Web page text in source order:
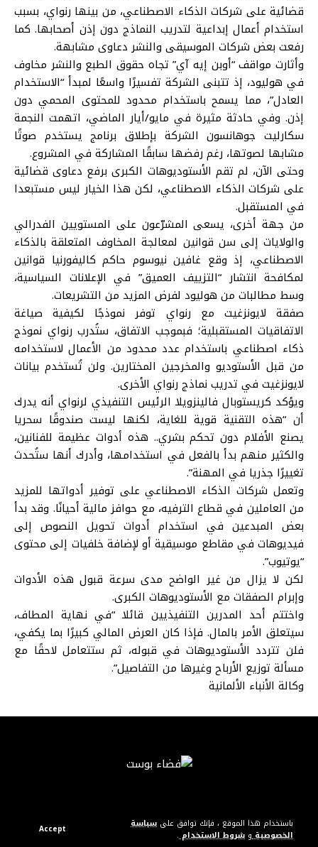
باستخدام هذا الموقع ، فإنك توافق على سياسة
الخصوصيةو شروط الاستخدام.
Accept
قضائية على شركات الذكاء الاصطناعي، من بينها رنواي، بسبب
استخدام أعمال إبداعية لتدريب النماذج دون إذن أصحابها. كما
رفعت بعض شركات الموسيقى والنشر دعاوى مشابهة.
وأثارت مواقف “أوبن إيه آي” تجاه حقوق الطبع والنشر مخاوف
في هوليود، إذ تتبنى الشركة تفسيرًا واسعًا لمبدأ “الاستخدام
العادل”، مما يسمح باستخدام محدود للمحتوى المحمي دون
إذن. وفي حادثة مثيرة في مايو/أيار الماضي، اتهمت النجمة
سكارليت جوهانسون الشركة بإطلاق برنامج يستخدم صوتًا
مشابها لصوتها، رغم رفضها سابقًا المشاركة في المشروع.
وحتى الآن، لم تقم الأستوديوهات الكبرى برفع دعاوى قضائية
على شركات الذكاء الاصطناعي، لكن هذا الخيار ليس مستبعدا
في المستقبل.
من جهة أخرى، يسعى المشرّعون على المستويين الفدرالي
والولايات إلى سن قوانين لمعالجة المخاوف المتعلقة بالذكاء
الاصطناعي، إذ وقع غافين نيوسوم حاكم كاليفورنيا قوانين
لمكافحة انتشار “التزييف العميق” في الإعلانات السياسية،
وسط مطالبات من هوليود لفرض المزيد من التشريعات.
صفقة لايونزغيت مع رنواي توفر نموذجًا لكيفية صياغة
الاتفاقيات المستقبلية؛ فبموجب الاتفاق، ستُدرب رنواي نموذج
ذكاء اصطناعي باستخدام عدد محدود من الأعمال لاستخدامه
من قبل الأستوديو والمخرجين المختارين. ولن تُستخدم بيانات
لايونزغيت في تدريب نماذج رنواي الأخرى.
ويؤكد كريستوبال فالينزويلا الرئيس التنفيذي لرنواي أنه يدرك
أن “هذه التقنية قوية للغاية، لكنها ليست صندوقًا سحريا
يصنع الأفلام دون تحكم بشري.. هذه أدوات عظيمة للفنانين،
والكثير منهم بدأ بالفعل في استخدامها، وأدرك أنها ستُحدث
تغييرًا جذريا في المهنة”.
وتعمل شركات الذكاء الاصطناعي على توفير أدواتها للمزيد
من العاملين في قطاع الترفيه، مع حوافز مالية أحيانًا. وقد بدأ
بعض المبدعين في استخدام أدوات تحويل النصوص إلى
فيديوهات في مقاطع موسيقية أو لإضافة خلفيات إلى محتوى
“يوتيوب”.
لكن لا يزال من غير الواضح مدى سرعة قبول هذه الأدوات
وإبرام الصفقات مع الأستوديوهات الكبرى.
واختتم أحد المدرين التنفيذيين قائلا “في نهاية المطاف،
سيتعلق الأمر بالمال. فإذا كان العرض المالي كبيرًا بما يكفي،
فلن تتردد الأستوديوهات في قبوله، ثم ستتعامل لاحقًا مع
مسألة توزيع الأرباح وغيرها من التفاصيل”.
وكالة الأنباء الألمانية